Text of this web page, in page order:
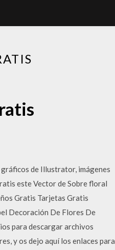
de Illustrator, imágenes
este Vector de Sobre floral
Gratis Tarjetas Gratis
Decoración De Flores De
para descargar archivos
y os dejo aquí los enlaces para